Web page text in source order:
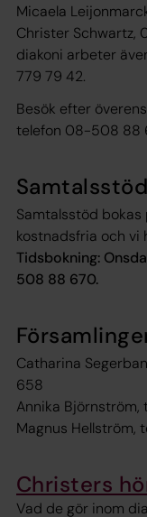
Micaela
Christer Schwartz,
diakoni arbeter
779 79 42.
Besök efter
telefon 08-508 88
Samtalsstöd
Samtalsstöd
kostnadsfria och vi
Tidsbokning:
508 88 670.
Catharina
658
Annika
Magnus
Christers
Vad de gör inom